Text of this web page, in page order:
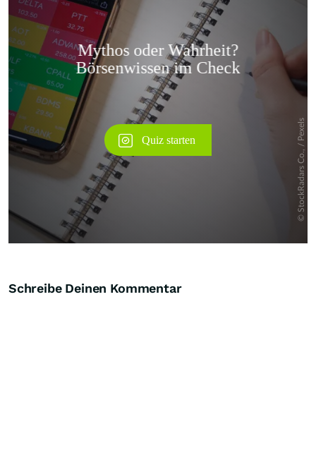
Überspringen
Schreibe Deinen Kommentar